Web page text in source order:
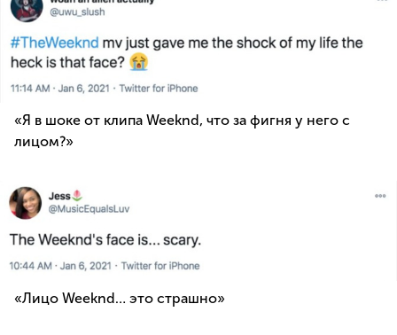
«Я в шоке от клипа Weeknd, что за фигня у него с
лицом?»
«Лицо Weeknd… это страшно»